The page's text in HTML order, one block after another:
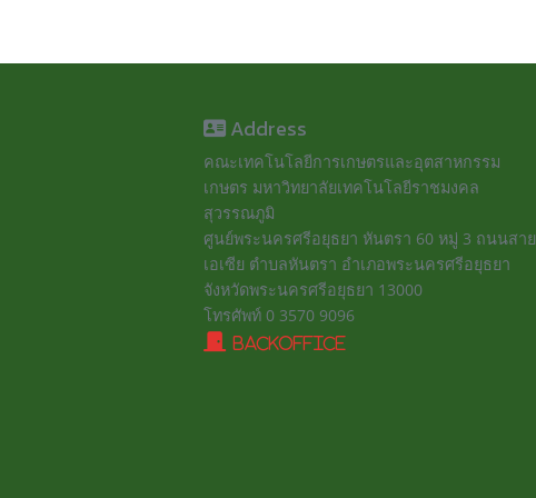
Address
คณะเทคโนโลยีการเกษตรและอุตสาหกรรม
เกษตร มหาวิทยาลัยเทคโนโลยีราชมงคล
สุวรรณภูมิ
ศูนย์พระนครศรีอยุธยา หันตรา 60 หมู่ 3 ถนนสาย
เอเซีย ตำบลหันตรา อำเภอพระนครศรีอยุธยา
จังหวัดพระนครศรีอยุธยา 13000
โทรศัพท์ 0 3570 9096
BackOffice